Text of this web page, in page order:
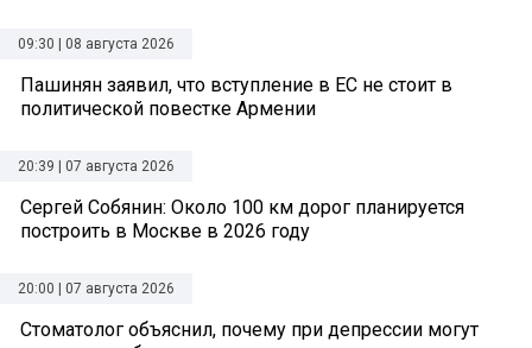
09:30 | 08 августа 2026
Пашинян заявил, что вступление в ЕС не стоит в
политической повестке Армении
20:39 | 07 августа 2026
Сергей Собянин: Около 100 км дорог планируется
построить в Москве в 2026 году
20:00 | 07 августа 2026
Стоматолог объяснил, почему при депрессии могут